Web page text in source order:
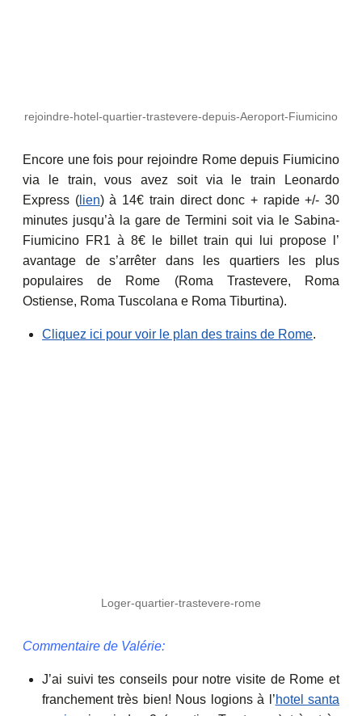
rejoindre-hotel-quartier-trastevere-depuis-Aeroport-Fiumicino
Encore une fois pour rejoindre Rome depuis Fiumicino
via le train, vous avez soit via le train Leonardo
Express (lien) à 14€ train direct donc + rapide +/- 30
minutes jusqu’à la gare de Termini soit via le Sabina-
Fiumicino FR1 à 8€ le billet train qui lui propose l’
avantage de s’arrêter dans les quartiers les plus
populaires de Rome (Roma Trastevere, Roma
Ostiense, Roma Tuscolana e Roma Tiburtina).
Cliquez ici pour voir le plan des trains de Rome.
Loger-quartier-trastevere-rome
Commentaire de Valérie:
J’ai suivi tes conseils pour notre visite de Rome et
franchement très bien! Nous logions à l’hotel santa